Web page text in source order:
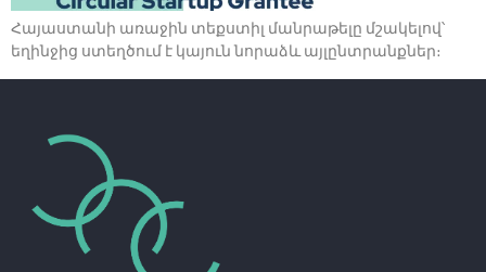
Հայաստանի առաջին տեքստիլ մանրաթելը մշակելով՝
եղինջից ստեղծում է կայուն նորաձև այլընտրանքներ։